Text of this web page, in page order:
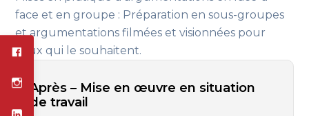
face et en groupe : Préparation en sous-groupes
et argumentations filmées et visionnées pour
ceux qui le souhaitent.
Après – Mise en œuvre en situation
de travail